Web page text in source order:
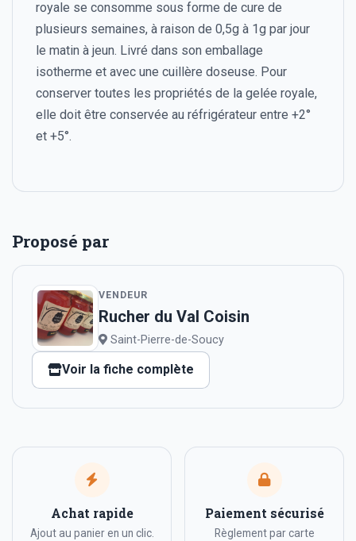
royale se consomme sous forme de cure de
plusieurs semaines, à raison de 0,5g à 1g par jour
le matin à jeun. Livré dans son emballage
isotherme et avec une cuillère doseuse. Pour
conserver toutes les propriétés de la gelée royale,
elle doit être conservée au réfrigérateur entre +2°
et +5°.
Proposé par
VENDEUR
Rucher du Val Coisin
Saint-Pierre-de-Soucy
Voir la fiche complète
Achat rapide
Ajout au panier en un clic.
Paiement sécurisé
Règlement par carte